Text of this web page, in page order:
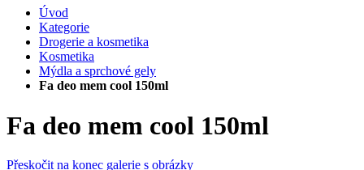
Úvod
Kategorie
Drogerie a kosmetika
Kosmetika
Mýdla a sprchové gely
Fa deo mem cool 150ml
Fa deo mem cool 150ml
Přeskočit na konec galerie s obrázky